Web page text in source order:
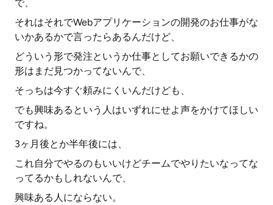
で、
それはそれでWebアプリケーションの開発のお仕事がな
いかあるかで言ったらあるんだけど、
どういう形で発注というか仕事としてお願いできるかの
形はまだ見つかってないんで、
そっちは今すぐ頼みにくいんだけども、
でも興味あるという人はいずれにせよ声をかけてほしい
ですね。
3ヶ月後とか半年後には、
これ自分でやるのもいいけどチームでやりたいなってな
ってるかもしれないんで、
興味ある人にならない。